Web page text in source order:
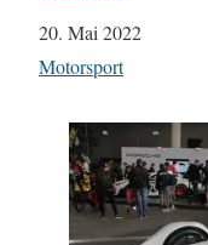
Datum
20. Mai 2022
In Bezug auf
Motorsport